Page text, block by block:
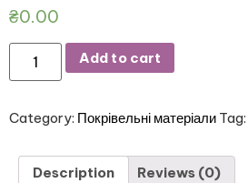
₴0.00
Add to cart
Category: Покрівельні матеріали Tag:
Description Reviews (0)